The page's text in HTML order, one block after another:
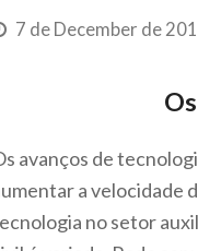
7 de December de
avanços de
a velocidade
no setor